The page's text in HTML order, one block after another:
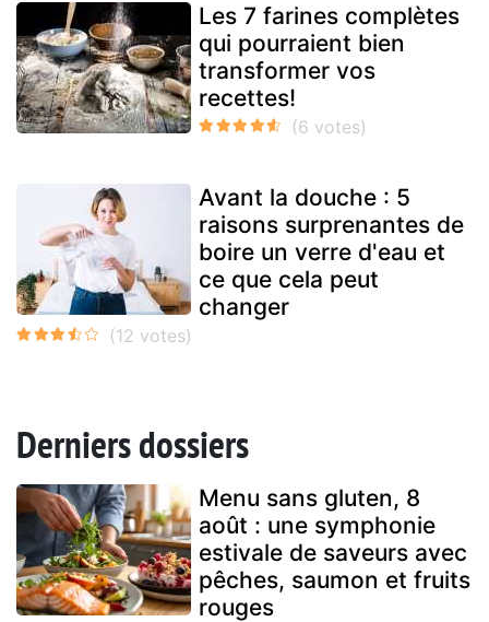
Les 7 farines complètes
qui pourraient bien
transformer vos
recettes!
Avant la douche : 5
raisons surprenantes de
boire un verre d'eau et
ce que cela peut
changer
Derniers dossiers
Menu sans gluten, 8
août : une symphonie
estivale de saveurs avec
pêches, saumon et fruits
rouges